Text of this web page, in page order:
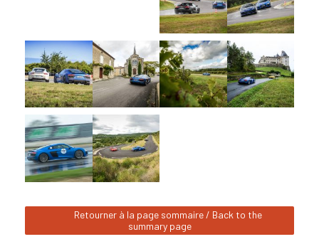
Retourner à la page sommaire / Back to the
summary page